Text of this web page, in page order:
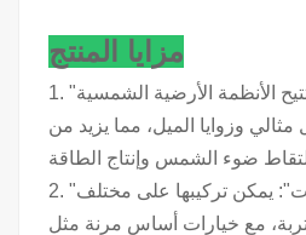
مزايا المنتج
1. "كفاءة الطاقة العالية": تتيح الأنظمة الأرضية الشمسية
وزوايا الميل، مما يزيد من
2. "تعدد الاستخدامات": يمكن تركيبها على مختلف
مع خيارات أساس مرنة مثل